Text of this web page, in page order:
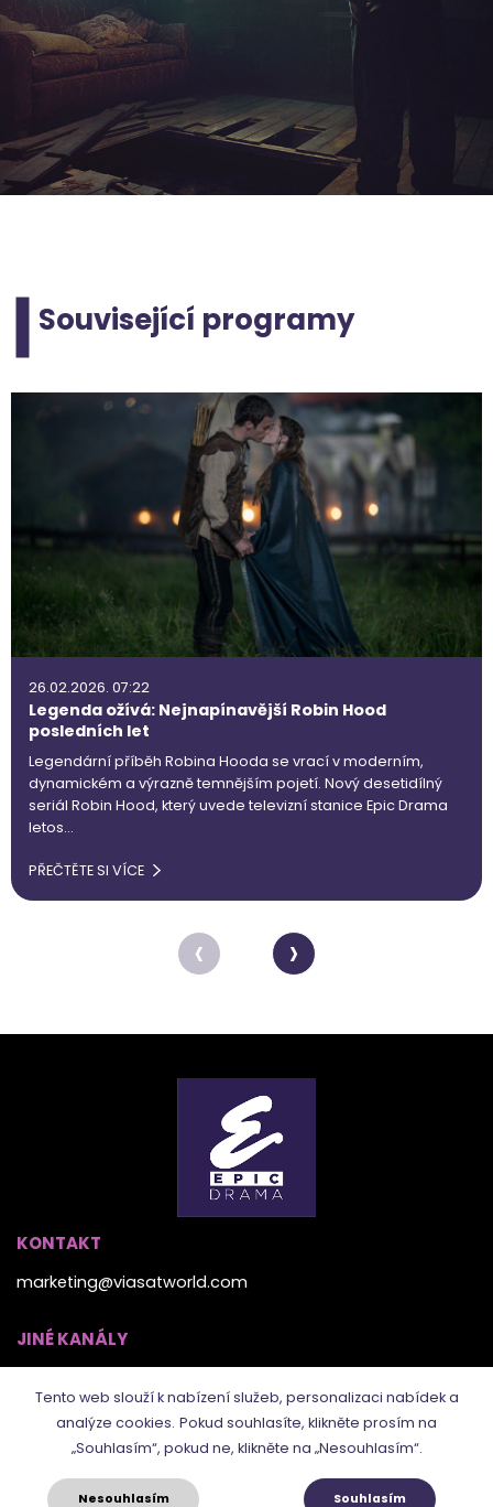
Související programy
26.02.2026. 07:22
Legenda ožívá: Nejnapínavější Robin Hood
posledních let
Legendární příběh Robina Hooda se vrací v moderním,
dynamickém a výrazně temnějším pojetí. Nový desetidílný
seriál Robin Hood, který uvede televizní stanice Epic Drama
letos…
PŘEČTĚTE SI VÍCE
‹ ›
KONTAKT
marketing@viasatworld.com
JINÉ KANÁLY
Tento web slouží k nabízení služeb, personalizaci nabídek a
analýze cookies. Pokud souhlasíte, klikněte prosím na
„Souhlasím“, pokud ne, klikněte na „Nesouhlasím“.
Nesouhlasím Souhlasím